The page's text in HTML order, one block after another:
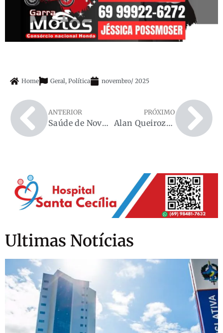
Home Geral, Política novembro/ 2025
ANTERIOR
Saúde de Nova Brasilândia ganha reforço com apoio do deputado Jean Mendonça
PRÓXIMO
Alan Queiroz destina R$ 900 mil para aquisição de medicamentos em Pimenta Bueno
Ultimas Notícias